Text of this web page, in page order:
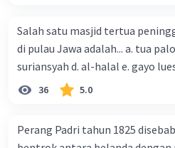
Salah satu masjid tertua
di pulau Jawa adalah... a. tua palopo b. mantingan c.
suriansyah d. al-halal e. gayo
36 5.0
Perang Padri tahun 1825